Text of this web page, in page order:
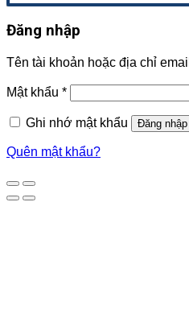
Đăng nhập
Tên tài khoản hoặc địa chỉ email
Mật khẩu *
Ghi nhớ mật khẩu Đăng nhập
Quên mật khẩu?